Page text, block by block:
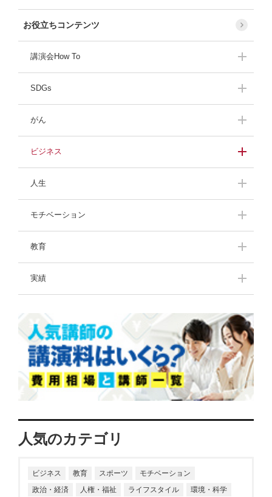
お役立ちコンテンツ
講演会How To
講演会開催準備
SDGs
持続可能な社会を目指
がん
がんの体験者の声
ビジネス
緊張しないスピーチ
人生
人生最大の危機
モチベーション
挑戦し続ける人たち
教育
中高生のきみたちへー
ー
めな本
わたしの子育て体験記
ママパパお役立ち情
報！豊かな子育て
実績
人気のカテゴリ
ビジネス 教育 スポーツ
モチベーション
政治・経済
人権・福祉 ライフスタイル 環境・科学